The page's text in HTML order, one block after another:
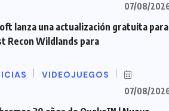
07/08/
lanza una actualización gratuita para
Recon Wildlands para
VIDEOJUEGOS
07/08/